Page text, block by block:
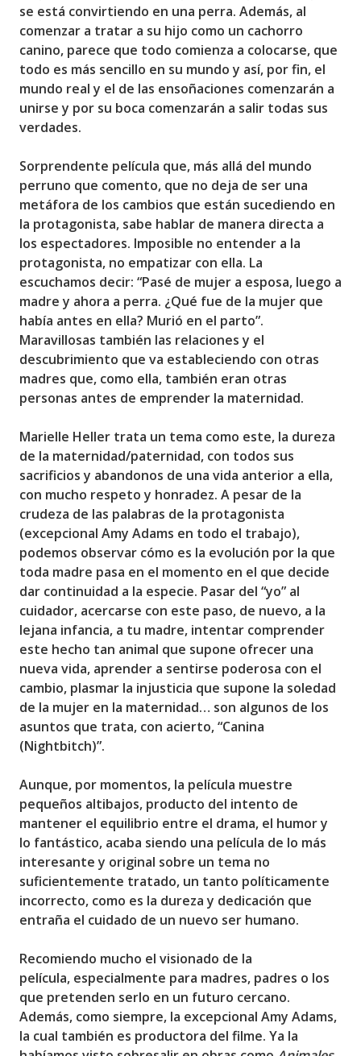
se está convirtiendo en una perra. Además, al
comenzar a tratar a su hijo como un cachorro
canino, parece que todo comienza a colocarse, que
todo es más sencillo en su mundo y así, por fin, el
mundo real y el de las ensoñaciones comenzarán a
unirse y por su boca comenzarán a salir todas sus
verdades.
Sorprendente película que, más allá del mundo
perruno que comento, que no deja de ser una
metáfora de los cambios que están sucediendo en
la protagonista, sabe hablar de manera directa a
los espectadores. Imposible no entender a la
protagonista, no empatizar con ella. La
escuchamos decir: “Pasé de mujer a esposa, luego a
madre y ahora a perra. ¿Qué fue de la mujer que
había antes en ella? Murió en el parto”.
Maravillosas también las relaciones y el
descubrimiento que va estableciendo con otras
madres que, como ella, también eran otras
personas antes de emprender la maternidad.
Marielle Heller trata un tema como este, la dureza
de la maternidad/paternidad, con todos sus
sacrificios y abandonos de una vida anterior a ella,
con mucho respeto y honradez. A pesar de la
crudeza de las palabras de la protagonista
(excepcional Amy Adams en todo el trabajo),
podemos observar cómo es la evolución por la que
toda madre pasa en el momento en el que decide
dar continuidad a la especie. Pasar del “yo” al
cuidador, acercarse con este paso, de nuevo, a la
lejana infancia, a tu madre, intentar comprender
este hecho tan animal que supone ofrecer una
nueva vida, aprender a sentirse poderosa con el
cambio, plasmar la injusticia que supone la soledad
de la mujer en la maternidad… son algunos de los
asuntos que trata, con acierto, “Canina
(Nightbitch)”.
Aunque, por momentos, la película muestre
pequeños altibajos, producto del intento de
mantener el equilibrio entre el drama, el humor y
lo fantástico, acaba siendo una película de lo más
interesante y original sobre un tema no
suficientemente tratado, un tanto políticamente
incorrecto, como es la dureza y dedicación que
entraña el cuidado de un nuevo ser humano.
Recomiendo mucho el visionado de la
película, especialmente para madres, padres o los
que pretenden serlo en un futuro cercano.
Además, como siempre, la excepcional Amy Adams,
la cual también es productora del filme. Ya la